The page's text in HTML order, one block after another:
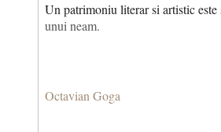
Un patrimoniu literar si artistic este
unui neam.
Octavian Goga